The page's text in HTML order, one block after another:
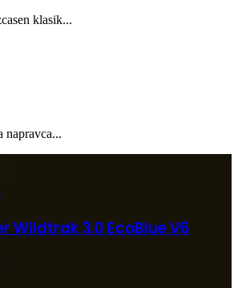
klasik...
napravca...
Wildtrak 3.0 EcoBlue V6